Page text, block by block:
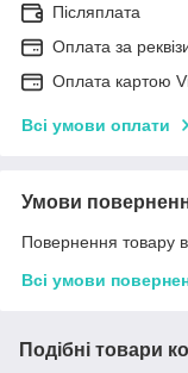
Післяплата
Оплата за
Оплата картою
Всі умови оплати
Умови
Повернення товару
Всі умови
Подібні товари